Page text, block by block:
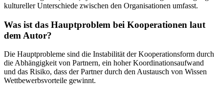
kultureller Unterschiede zwischen den Organisationen umfasst.
Was ist das Hauptproblem bei Kooperationen laut
dem Autor?
Die Hauptprobleme sind die Instabilität der Kooperationsform durch
die Abhängigkeit von Partnern, ein hoher Koordinationsaufwand
und das Risiko, dass der Partner durch den Austausch von Wissen
Wettbewerbsvorteile gewinnt.